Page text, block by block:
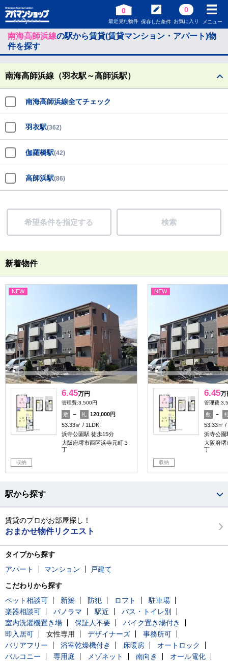
0
最近見た物件 保存した条件
0
お気に入り メニュー
南海高師浜線の駅から賃貸(賃貸マンション・アパート)物
件を探す
南海高師浜線（羽衣駅～高師浜駅）
南海高師浜線全てチェック
羽衣駅(362)
伽羅橋駅(42)
高師浜駅(86)
希望条件を指定する 検索
新着物件
NEW
6.45万円
管理費:3,500円
敷 － 礼
120,000円
53.33㎡
1LDK
浜寺公園駅 徒歩15分
大阪府堺市西区浜寺元町３
丁
収納
NEW
6.45万
管理費
敷 －
53.33㎡
浜寺公園
大阪府堺
丁
収納
駅から探す
賃貸のプロがお部屋探し！
おまかせ物件リクエスト
タイプから探す
アパート
マンション
戸建て
こだわりから探す
ペット相談可
新築 防犯 ロフト
駐車場
楽器相談可
パノラマ 駅近
バス・トイレ別
室内洗濯機置き場
保証人不要
バイク置き場付き
即入居可
女性専用 デザイナーズ
事務所可
バリアフリー
浴室乾燥機付き 床暖房
オートロック
バルコニー
専用庭 メゾネット 南向き
オール電化